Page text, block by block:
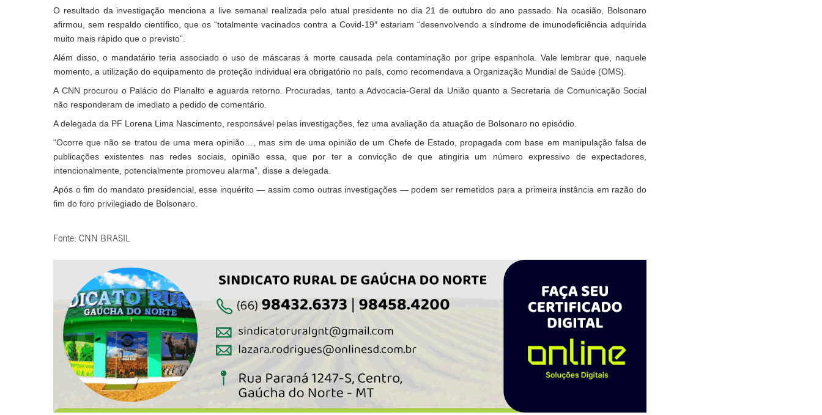
O resultado da investigação menciona a live semanal realizada pelo atual presidente no dia 21 de outubro do ano passado. Na ocasião, Bolsonaro
afirmou, sem respaldo científico, que os“totalmente vacinadoscontra a Covid-19″ estariam “desenvolvendo a síndrome de imunodeficiênciaadquirida
muito mais rápido que o previsto”.
Além disso, o mandatário teria associado o uso de máscaras à morte causada pela contaminação por gripe espanhola. Vale lembrar que, naquele
momento, a utilização do equipamento de proteção individual era obrigatório no país, como recomendava a Organização Mundial de Saúde (OMS).
A CNN procurou o Palácio do Planalto e aguarda retorno. Procuradas, tanto a Advocacia-Geral da União quanto a Secretaria de Comunicação Social
não responderam de imediato a pedido de comentário.
A delegada da PF Lorena Lima Nascimento, responsável pelas investigações, fez uma avaliação da atuação de Bolsonaro no episódio.
“Ocorre que não se tratou de uma mera opinião…, mas sim de uma opinião de um Chefe de Estado, propagada com base em manipulação falsa de
publicações existentes nas redes sociais, opinião essa, que por ter a convicção de que atingiria um número expressivo de expectadores,
intencionalmente, potencialmente promoveu alarma”, disse a delegada.
Após o fim do mandato presidencial, esse inquérito — assim como outras investigações — podem ser remetidos para a primeira instância em razão do
fim do foro privilegiado de Bolsonaro.
Fonte: CNN BRASIL